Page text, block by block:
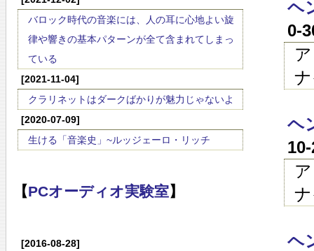
バロック時代の音楽には、人の耳に心地よい旋
律や響きの基本パターンが全て含まれてしまっ
ている
[2021-11-04]
クラリネットはダークばかりが魅力じゃないよ
[2020-07-09]
生ける「音楽史」~ルッジェーロ・リッチ
【PCオーディオ実験室】
[2016-08-28]
ヘ
0-
ヘ
ヘ